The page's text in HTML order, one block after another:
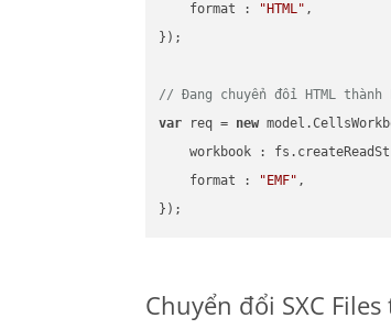
format : "HTML" ,
});
// Đang chuyển đổi HTML thành
var req = new
workbook :
format : "EMF" ,
Chuyển đổi SXC